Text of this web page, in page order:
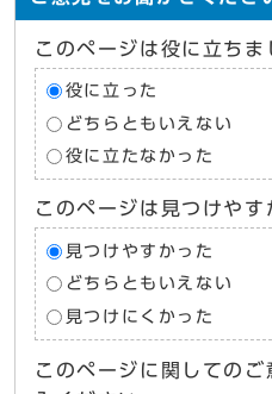
このページは役に立ちま
役に立った
どちらともいえない
役に立たなかった
このページは見つけやす
見つけやすかった
どちらともいえない
見つけにくかった
このページに関しての